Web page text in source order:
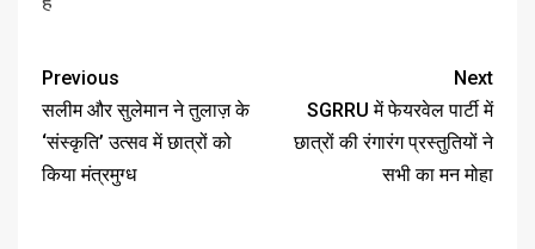
Previous
सलीम और सुलेमान ने तुलाज़ के
‘संस्कृति’ उत्सव में छात्रों को
किया मंत्रमुग्ध
Next
SGRRU में फेयरवेल पार्टी में
छात्रों की रंगारंग प्रस्तुतियों ने
सभी का मन मोहा